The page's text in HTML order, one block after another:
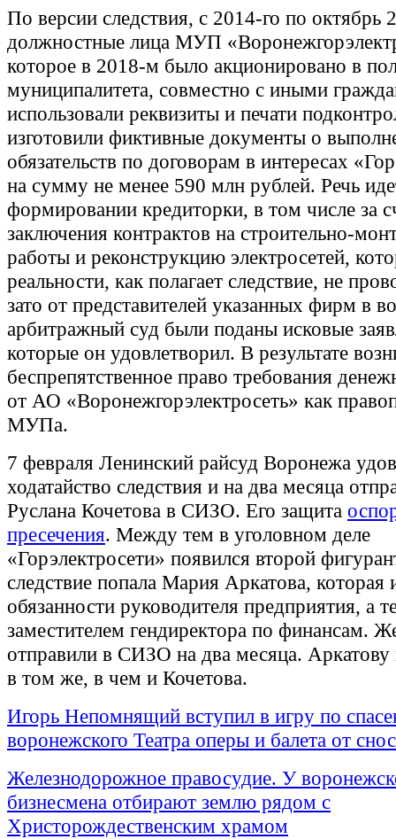
По версии следствия, с 2014-го по октябрь
должностные лица МУП
которое в 2018-м было акционировано в
муниципалитета, совместно с иными
использовали реквизиты и печати
изготовили фиктивные документы о
обязательств по договорам в интересах
на сумму не менее 590 млн рублей. Речь
формировании кредиторки, в том числе за
заключения контрактов на строительно-
работы и реконструкцию электросетей,
реальности, как полагает следствие, не
зато от представителей указанных фирм в
арбитражный суд были поданы исковые
которые он удовлетворил. В результате
беспрепятственное право требования
от АО «Воронежгорэлектросеть» как
МУПа.
7 февраля Ленинский райсуд Воронежа
ходатайство следствия и на два месяца
Руслана Кочетова в СИЗО. Его защита
пресечения. Между тем в уголовном деле
«Горэлектросети» появился второй
следствие попала Мария Аркатова, которая
обязанности руководителя предприятия, а
заместителем гендиректора по финансам.
отправили в СИЗО на два месяца. Аркатову
в том же, в чем и Кочетова.
Игорь Непомнящий вступил в игру по
воронежского Театра оперы и балета от
Железнодорожное правосудие. У
бизнесмена отбирают землю рядом с
Христорождественским храмом